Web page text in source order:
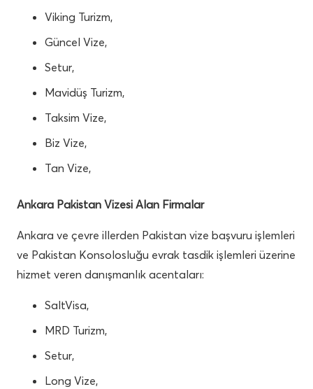
Viking Turizm,
Güncel Vize,
Setur,
Mavidüş Turizm,
Taksim Vize,
Biz Vize,
Tan Vize,
Ankara Pakistan Vizesi Alan Firmalar
Ankara ve çevre illerden Pakistan vize başvuru işlemleri
ve Pakistan Konsolosluğu evrak tasdik işlemleri üzerine
hizmet veren danışmanlık acentaları:
SaltVisa,
MRD Turizm,
Setur,
Long Vize,